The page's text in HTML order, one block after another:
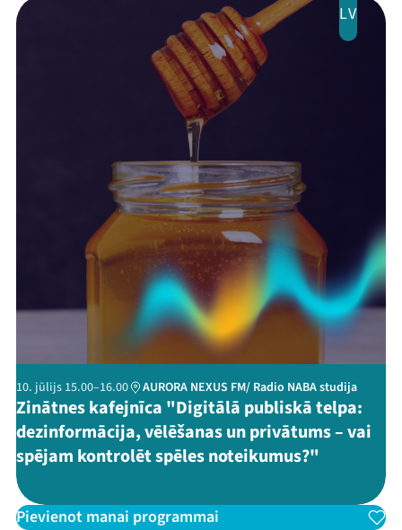
Ziedo
Veikals
Kontakti
ThreadsFacebookYoutube
X Instagram
Flick TikTok
LV
10. jūlijs 15.00–16.00 AURORA NEXUS FM/ Radio NABA studija
Zinātnes kafejnīca "Digitālā publiskā telpa:
dezinformācija, vēlēšanas un privātums – vai
spējam kontrolēt spēles noteikumus?"
Pievienot manai programmai